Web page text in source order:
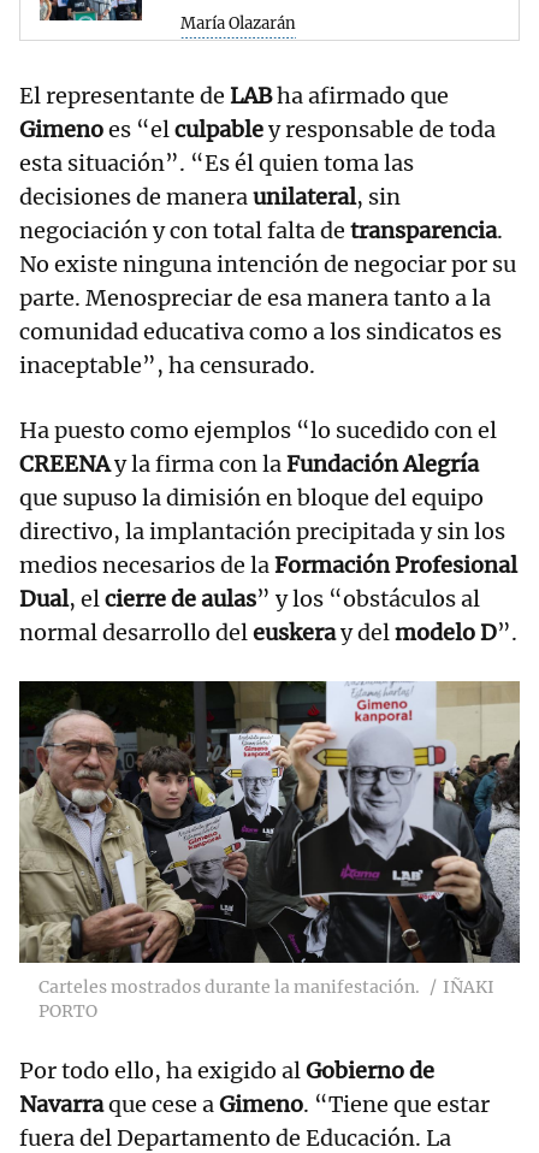
María Olazarán
El representante de LABha afirmado que
Gimenoes “el culpabley responsable de toda
esta situación”. “Es él quien toma las
decisiones de manera unilateral, sin
negociación y con total falta de transparencia.
No existe ninguna intención de negociar por su
parte. Menospreciar de esa manera tanto a la
comunidad educativa como a los sindicatos es
inaceptable”, ha censurado.
Ha puesto como ejemplos “lo sucedido con el
CREENAy la firma con la Fundación Alegría
que supuso la dimisión en bloque del equipo
directivo, la implantación precipitada y sin los
medios necesarios de la Formación Profesional
Dual, el cierre de aulas” y los “obstáculos al
normal desarrollo del euskeray del modelo D”.
Carteles mostrados durante la manifestación.
IÑAKI
PORTO
Por todo ello, ha exigido al Gobierno de
Navarraque cese a Gimeno. “Tiene que estar
fuera del Departamento de Educación. La